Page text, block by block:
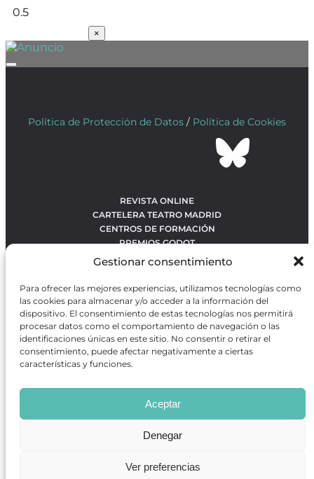
Gestionar consentimiento
Para ofrecer las mejores experiencias, utilizamos tecnologías como
las cookies para almacenar y/o acceder a la información del
dispositivo. El consentimiento de estas tecnologías nos permitirá
procesar datos como el comportamiento de navegación o las
identificaciones únicas en este sitio. No consentir o retirar el
consentimiento, puede afectar negativamente a ciertas
características y funciones.
Aceptar
Denegar
Ver preferencias
×
Política de Protección de Datos / Política de Cookies
REVISTA ONLINE
CARTELERA TEATRO MADRID
CENTROS DE FORMACIÓN
PREMIOS GODOT
CONTACTO
OBRAS MÁS VOTADAS
RANKING MEJORES OBRAS
BÚSQUEDA AVANZADA DE OBRAS
Revista GODOTes una revista independiente especializada
en información sobre artes escénicas de Madrid, gratuita y
que se distribuye en espacios escénicos, además de otros
puntos de interés turístico y de ocio de la capital.